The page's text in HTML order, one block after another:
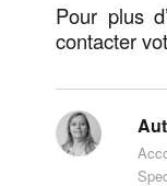
Pour plus
contacter